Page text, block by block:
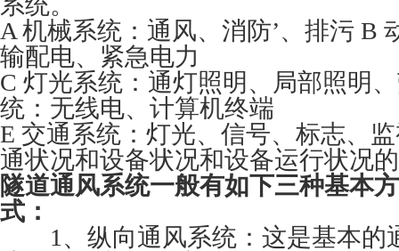
A 机械系统：通风、消防’、排污 B
输配电、紧急电力
C 灯光系统：通灯照明、局部照明
统：无线电、计算机终端
E 交通系统：灯光、信号、标志、
通状况和设备状况和设备运行状况
隧道通风系统一般有如下三种基本
式：
1、纵向通风系统：这是基本的